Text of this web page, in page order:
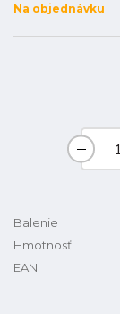
Na objednávku
Balenie
Hmotnosť
EAN